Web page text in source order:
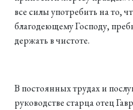
все силы употребить на то,
благодеющему Господу,
держать в чистоте.
В постоянных трудах и
руководстве старца отец